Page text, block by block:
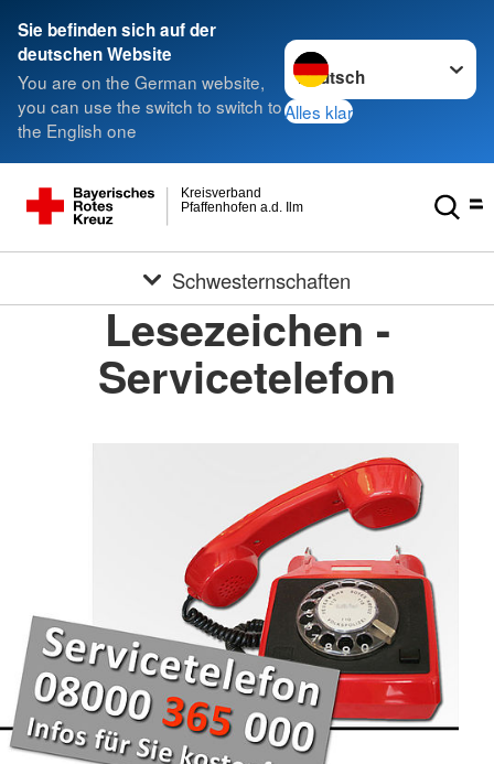
Sie befinden sich auf der
deutschen Website
You are on the German website,
you can use the switch to switch to
the English one
Sprache wechseln zu
Alles klar
Pfaffenhofen a.d. Ilm
Kreisverband
Schwesternschaften
Lesezeichen -
Servicetelefon